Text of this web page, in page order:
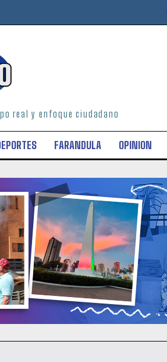
real y enfoque ciudadano
FARANDULA OPINION